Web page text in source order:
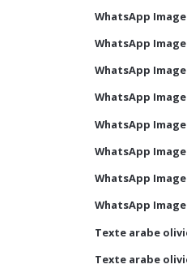
WhatsApp Image
WhatsApp Image
WhatsApp Image
WhatsApp Image
WhatsApp Image
WhatsApp Image
WhatsApp Image
WhatsApp Image
Texte arabe
Texte arabe